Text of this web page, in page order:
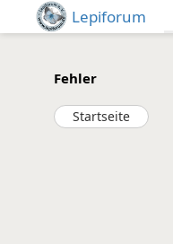
Lepiforum
Fehler
Startseite